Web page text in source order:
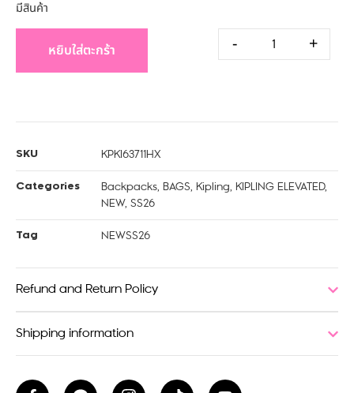
มีสินค้า
- +
หยิบใส่ตะกร้า
SKU KPKI63711HX
Categories Backpacks, BAGS, Kipling, KIPLING ELEVATED,
NEW, SS26
Tag NEWSS26
Refund and Return Policy
Shipping information